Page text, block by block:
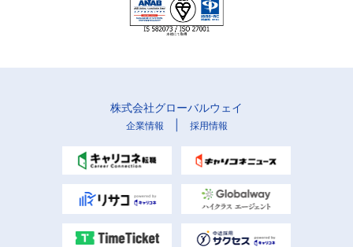
株式会社グローバルウェイ
企業情報 採用情報